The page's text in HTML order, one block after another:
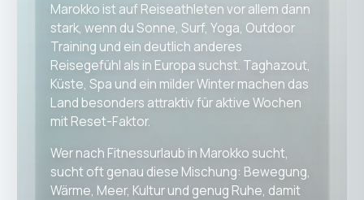
Marokko ist auf Reiseathleten vor allem dann
stark, wenn du Sonne, Surf, Yoga, Outdoor
Training und ein deutlich anderes
Reisegefühl als in Europa suchst. Taghazout,
Küste, Spa und ein milder Winter machen das
Land besonders attraktiv für aktive Wochen
mit Reset-Faktor.
Wer nach Fitnessurlaub in Marokko sucht,
sucht oft genau diese Mischung: Bewegung,
Wärme, Meer, Kultur und genug Ruhe, damit